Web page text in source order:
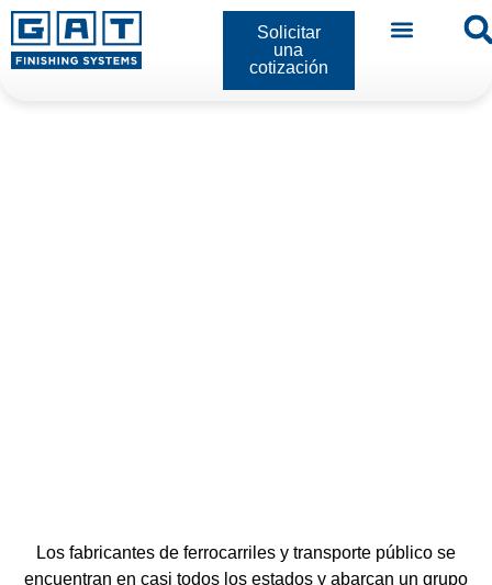
Solicitar
una
cotización
Los fabricantes de ferrocarriles y transporte público se
encuentran en casi todos los estados y abarcan un grupo